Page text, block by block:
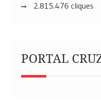
2.815.476 cliques
PORTAL